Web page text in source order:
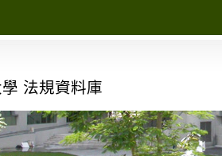
法規資料庫